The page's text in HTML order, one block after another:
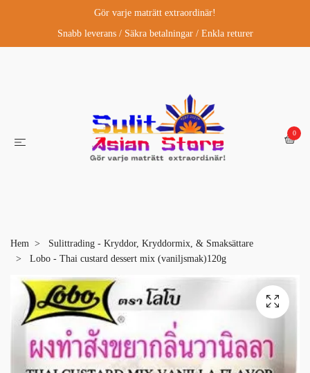
Gör varje maträtt extraordinär!
Snabb leverans / Säkra betalningar / Enkla returer
0
Hem
Sulittrading - Kryddor, Kryddormix, & Smaksättare
Lobo - Thai custard dessert mix (vaniljsmak)120g